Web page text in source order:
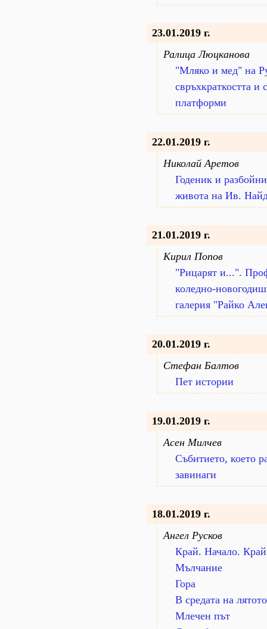
23.01.2019 г.
Ралица Люцканова
"Мляко и мед" на
свръхкраткостта и
платформи
22.01.2019 г.
Николай Аретов
Годеник и
живота на Ив.
21.01.2019 г.
Кирил Попов
"Рицарят и...".
коледно-
галерия "Райко
20.01.2019 г.
Стефан Балтов
Пет истории
19.01.2019 г.
Асен Милчев
Събитието, което
завинаги
18.01.2019 г.
Ангел Русков
Край. Начало.
Мълчание
Гора
В средата на лятото
Млечен път